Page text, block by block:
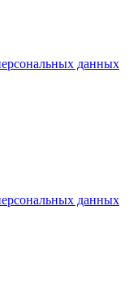
данных
данных